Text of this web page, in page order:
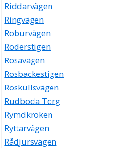
Riddarvägen
Ringvägen
Roburvägen
Roderstigen
Rosavägen
Rosbackestigen
Roskullsvägen
Rudboda Torg
Rymdkroken
Ryttarvägen
Rådjursvägen